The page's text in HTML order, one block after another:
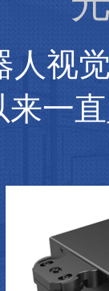
人视
来一